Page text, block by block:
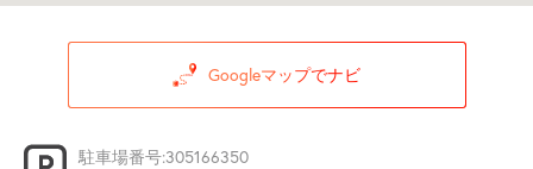
Googleマップでナビ
駐車場番号:305166350